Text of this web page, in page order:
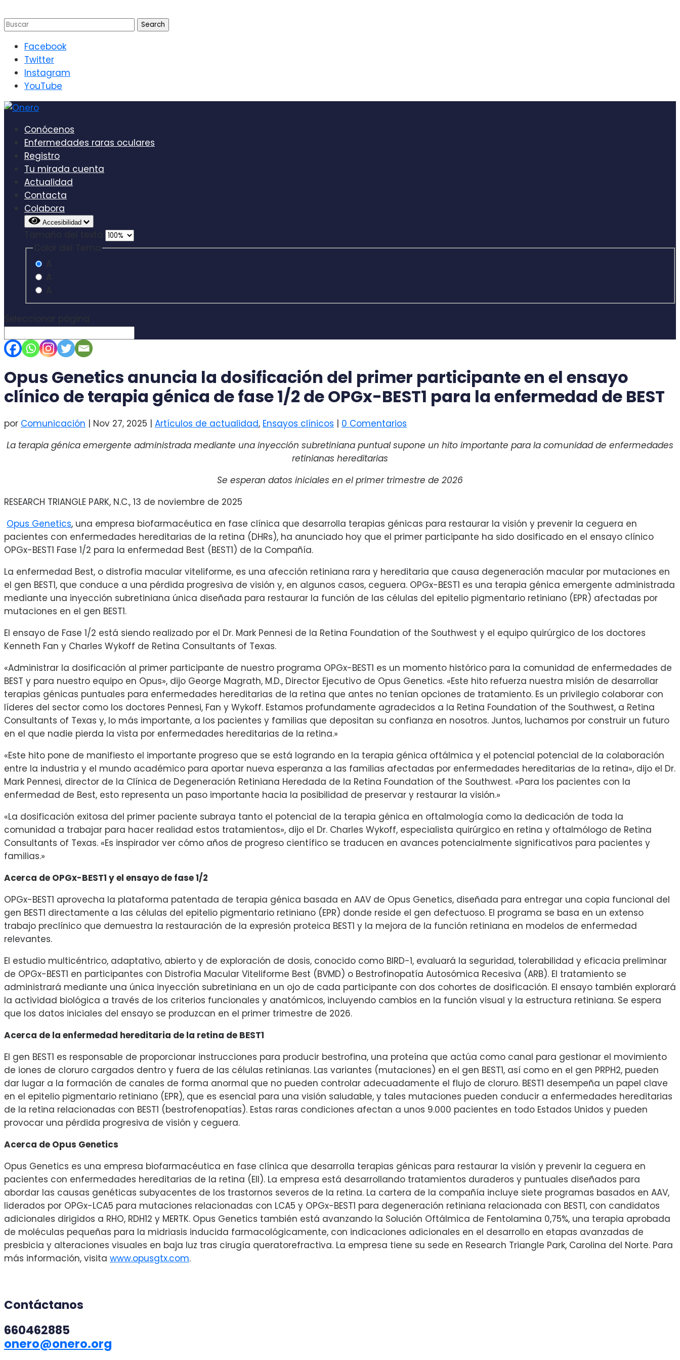
Facebook
Twitter
Instagram
YouTube
Conócenos
Enfermedades raras oculares
Registro
Tu mirada cuenta
Actualidad
Contacta
Colabora
Accesibilidad
Opus Genetics anuncia la dosificación del primer participante en el ensayo
clínico de terapia génica de fase 1/2 de OPGx-BEST1 para la enfermedad de BEST
por Comunicación Nov 27, 2025 Artículos de actualidad, Ensayos clínicos
0 Comentarios
La terapia génica emergente administrada mediante una inyección subretiniana puntual supone un hito importante para la comunidad de enfermedades
retinianas hereditarias
Se esperan datos iniciales en el primer trimestre de 2026
RESEARCH TRIANGLE PARK, N.C., 13 de noviembre de 2025
Opus Genetics, una empresa biofarmacéutica en fase clínica que desarrolla terapias génicas para restaurar la visión y prevenir la ceguera en
pacientes con enfermedades hereditarias de la retina (DHRs), ha anunciado hoy que el primer participante ha sido dosificado en el ensayo clínico
OPGx-BEST1 Fase 1/2 para la enfermedad Best (BEST1) de la Compañía.
La enfermedad Best, o distrofia macular viteliforme, es una afección retiniana rara y hereditaria que causa degeneración macular por mutaciones en
el gen BEST1, que conduce a una pérdida progresiva de visión y, en algunos casos, ceguera. OPGx-BEST1 es una terapia génica emergente administrada
mediante una inyección subretiniana única diseñada para restaurar la función de las células del epitelio pigmentario retiniano (EPR) afectadas por
mutaciones en el gen BEST1.
El ensayo de Fase 1/2 está siendo realizado por el Dr. Mark Pennesi de la Retina Foundation of the Southwest y el equipo quirúrgico de los doctores
Kenneth Fan y Charles Wykoff de Retina Consultants of Texas.
«Administrar la dosificación al primer participante de nuestro programa OPGx-BEST1 es un momento histórico para la comunidad de enfermedades de
BEST y para nuestro equipo en Opus», dijo George Magrath, M.D., Director Ejecutivo de Opus Genetics. «Este hito refuerza nuestra misión de desarrollar
terapias génicas puntuales para enfermedades hereditarias de la retina que antes no tenían opciones de tratamiento. Es un privilegio colaborar con
líderes del sector como los doctores Pennesi, Fan y Wykoff. Estamos profundamente agradecidos a la Retina Foundation of the Southwest, a Retina
Consultants of Texas y, lo más importante, a los pacientes y familias que depositan su confianza en nosotros. Juntos, luchamos por construir un futuro
en el que nadie pierda la vista por enfermedades hereditarias de la retina.»
«Este hito pone de manifiesto el importante progreso que se está logrando en la terapia génica oftálmica y el potencial potencial de la colaboración
entre la industria y el mundo académico para aportar nueva esperanza a las familias afectadas por enfermedades hereditarias de la retina», dijo el Dr.
Mark Pennesi, director de la Clínica de Degeneración Retiniana Heredada de la Retina Foundation of the Southwest. «Para los pacientes con la
enfermedad de Best, esto representa un paso importante hacia la posibilidad de preservar y restaurar la visión.»
«La dosificación exitosa del primer paciente subraya tanto el potencial de la terapia génica en oftalmología como la dedicación de toda la
comunidad a trabajar para hacer realidad estos tratamientos», dijo el Dr. Charles Wykoff, especialista quirúrgico en retina y oftalmólogo de Retina
Consultants of Texas. «Es inspirador ver cómo años de progreso científico se traducen en avances potencialmente significativos para pacientes y
familias.»
Acerca de OPGx-BEST1 y el ensayo de fase 1/2
OPGx-BEST1 aprovecha la plataforma patentada de terapia génica basada en AAV de Opus Genetics, diseñada para entregar una copia funcional del
gen BEST1 directamente a las células del epitelio pigmentario retiniano (EPR) donde reside el gen defectuoso. El programa se basa en un extenso
trabajo preclínico que demuestra la restauración de la expresión proteica BEST1 y la mejora de la función retiniana en modelos de enfermedad
relevantes.
El estudio multicéntrico, adaptativo, abierto y de exploración de dosis, conocido como BIRD-1, evaluará la seguridad, tolerabilidad y eficacia preliminar
de OPGx-BEST1 en participantes con Distrofia Macular Viteliforme Best (BVMD) o Bestrofinopatía Autosómica Recesiva (ARB). El tratamiento se
administrará mediante una única inyección subretiniana en un ojo de cada participante con dos cohortes de dosificación. El ensayo también explorará
la actividad biológica a través de los criterios funcionales y anatómicos, incluyendo cambios en la función visual y la estructura retiniana. Se espera
que los datos iniciales del ensayo se produzcan en el primer trimestre de 2026.
Acerca de la enfermedad hereditaria de la retina de BEST1
El gen BEST1 es responsable de proporcionar instrucciones para producir bestrofina, una proteína que actúa como canal para gestionar el movimiento
de iones de cloruro cargados dentro y fuera de las células retinianas. Las variantes (mutaciones) en el gen BEST1, así como en el gen PRPH2, pueden
dar lugar a la formación de canales de forma anormal que no pueden controlar adecuadamente el flujo de cloruro. BEST1 desempeña un papel clave
en el epitelio pigmentario retiniano (EPR), que es esencial para una visión saludable, y tales mutaciones pueden conducir a enfermedades hereditarias
de la retina relacionadas con BEST1 (bestrofenopatías). Estas raras condiciones afectan a unos 9.000 pacientes en todo Estados Unidos y pueden
provocar una pérdida progresiva de visión y ceguera.
Acerca de Opus Genetics
Opus Genetics es una empresa biofarmacéutica en fase clínica que desarrolla terapias génicas para restaurar la visión y prevenir la ceguera en
pacientes con enfermedades hereditarias de la retina (EII). La empresa está desarrollando tratamientos duraderos y puntuales diseñados para
abordar las causas genéticas subyacentes de los trastornos severos de la retina. La cartera de la compañía incluye siete programas basados en AAV,
liderados por OPGx-LCA5 para mutaciones relacionadas con LCA5 y OPGx-BEST1 para degeneración retiniana relacionada con BEST1, con candidatos
adicionales dirigidos a RHO, RDH12 y MERTK. Opus Genetics también está avanzando la Solución Oftálmica de Fentolamina 0,75%, una terapia aprobada
de moléculas pequeñas para la midriasis inducida farmacológicamente, con indicaciones adicionales en el desarrollo en etapas avanzadas de
presbicia y alteraciones visuales en baja luz tras cirugía queratorefractiva. La empresa tiene su sede en Research Triangle Park, Carolina del Norte. Para
más información, visita www.opusgtx.com.
Contáctanos
660462885
onero@onero.org